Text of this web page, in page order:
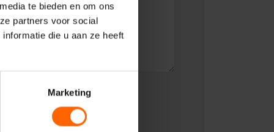
te bieden en om ons
partners voor social
die u aan ze heeft
Marketing